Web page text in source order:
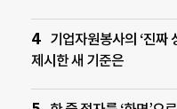
기업자원봉사의 ‘진짜
제시한 새 기준은